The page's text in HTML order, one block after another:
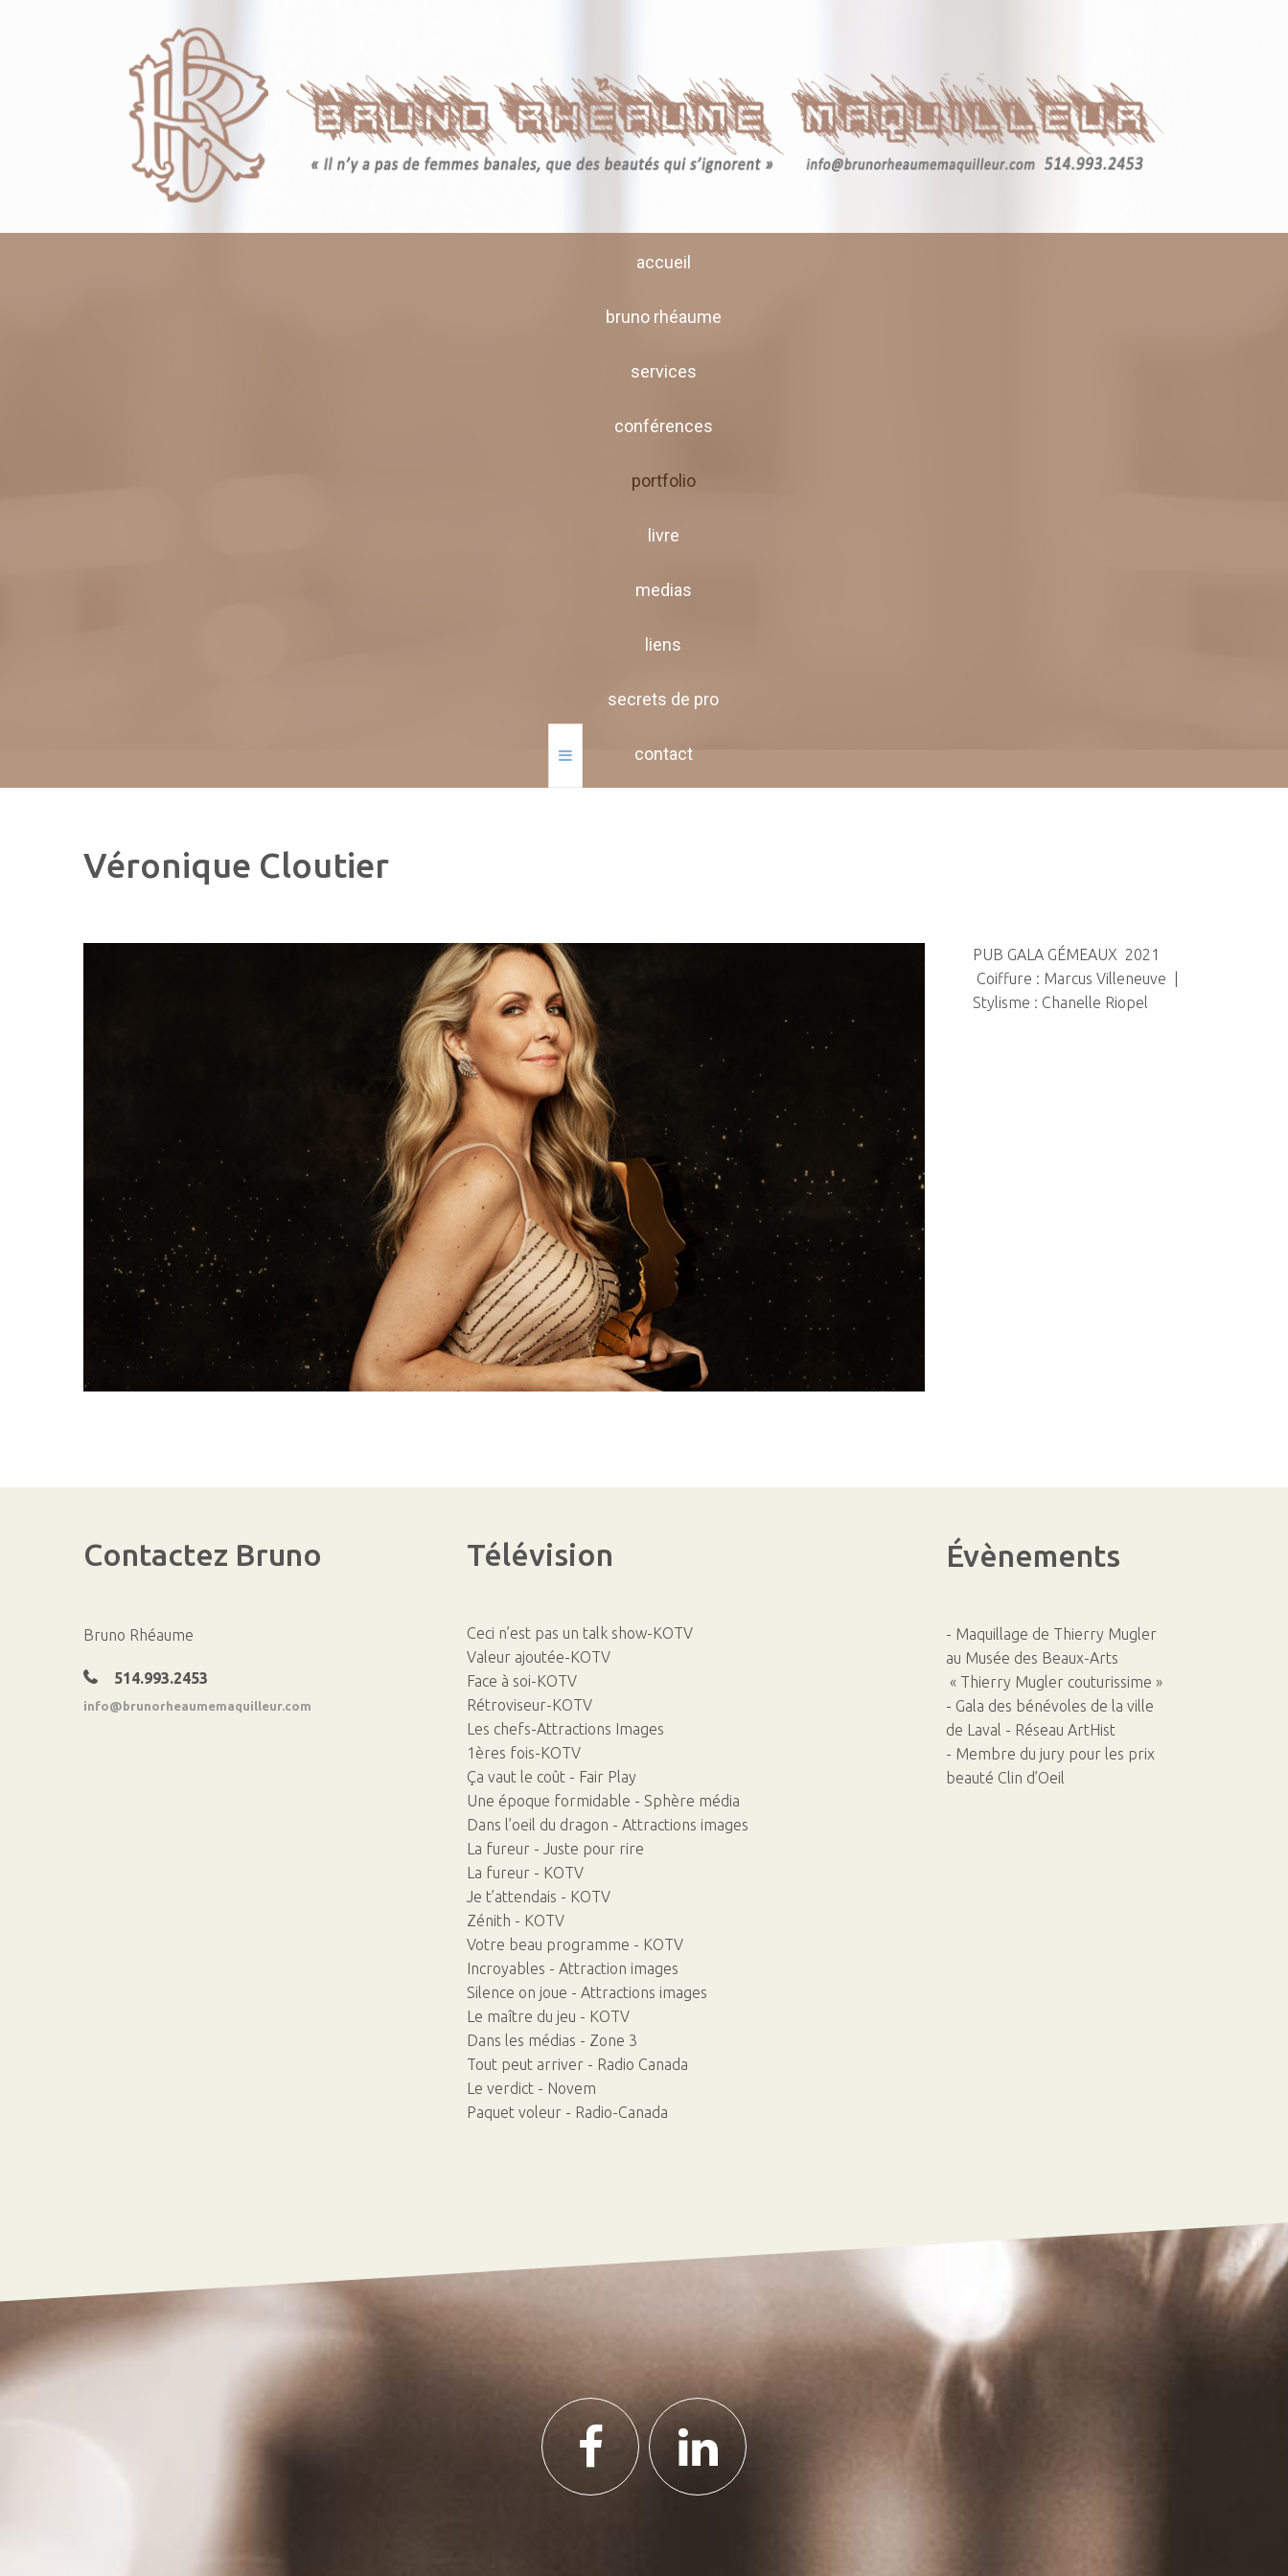
accueil
bruno rhéaume
services
conférences
portfolio
livre
medias
liens
secrets de pro
contact
Véronique Cloutier
PUB GALA GÉMEAUX 2021
Coiffure : Marcus Villeneuve |
Stylisme : Chanelle Riopel
Contactez Bruno
Bruno Rhéaume
514.993.2453
info@brunorheaumemaquilleur.com
Télévision
Ceci n’est pas un talk show-KOTV
Valeur ajoutée-KOTV
Face à soi-KOTV
Rétroviseur-KOTV
Les chefs-Attractions Images
1ères fois-KOTV
Ça vaut le coût - Fair Play
Une époque formidable - Sphère média
Dans l’oeil du dragon - Attractions images
La fureur - Juste pour rire
La fureur - KOTV
Je t’attendais - KOTV
Zénith - KOTV
Votre beau programme - KOTV
Incroyables - Attraction images
Silence on joue - Attractions images
Le maître du jeu - KOTV
Dans les médias - Zone 3
Tout peut arriver - Radio Canada
Le verdict - Novem
Paquet voleur - Radio-Canada
Évènements
- Maquillage de Thierry Mugler
au Musée des Beaux-Arts
« Thierry Mugler couturissime »
- Gala des bénévoles de la ville
de Laval - Réseau ArtHist
- Membre du jury pour les prix
beauté Clin d’Oeil